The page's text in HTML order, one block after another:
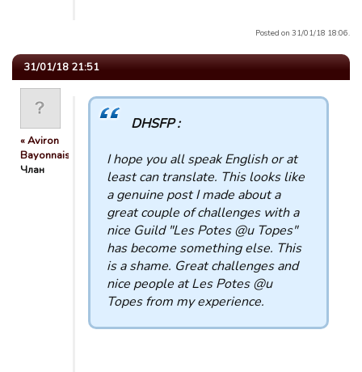
Posted on 31/01/18 18:06.
31/01/18 21:51
« Aviron
Bayonnais »
Члан
DHSFP :
I hope you all speak English or at
least can translate. This looks like
a genuine post I made about a
great couple of challenges with a
nice Guild "Les Potes @u Topes"
has become something else. This
is a shame. Great challenges and
nice people at Les Potes @u
Topes from my experience.